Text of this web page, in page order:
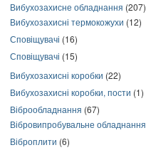
Вибухозахисне обладнання (207)
Вибухозахисні термокожухи (12)
Сповіщувачі (16)
Сповіщувачі (15)
Вибухозахисні коробки (22)
Вибухозахисні коробки, пости (1)
Віброобладнання (67)
Вібровипробувальне обладнання
Віброплити (6)